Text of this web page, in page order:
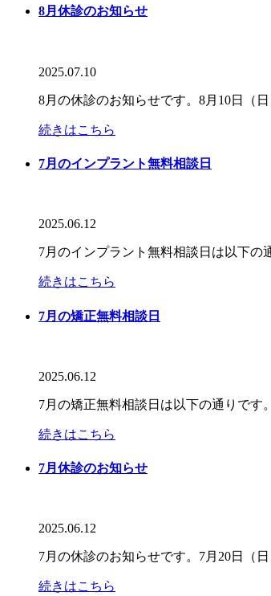
8月休診のお知らせ
2025.07.10
8月の休診のお知らせです。8月10日（
続きはこちら
7月のインプラント無料相談日
2025.06.12
7月のインプラント無料相談日は以下の
続きはこちら
7月の矯正無料相談日
2025.06.12
7月の矯正無料相談日は以下の通りです
続きはこちら
7月休診のお知らせ
2025.06.12
7月の休診のお知らせです。7月20日（
続きはこちら